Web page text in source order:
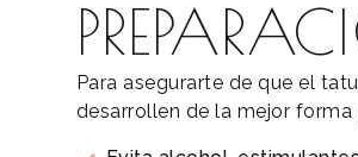
Para asegurarte de que el
desarrollen de la mejor forma